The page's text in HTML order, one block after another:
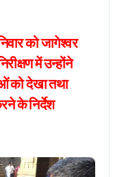
को जागेश्वर
में उन्होंने
को देखा तथा
के निर्देश